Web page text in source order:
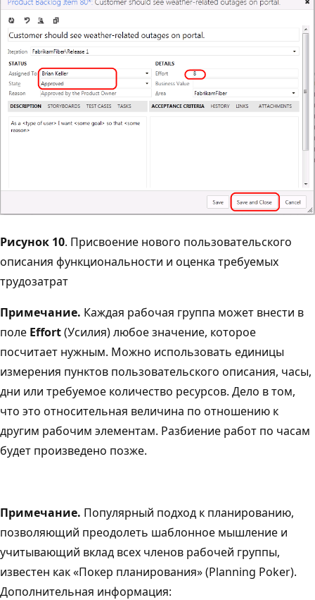
Рисунок 10. Присвоение нового пользовательского
описания функциональности и оценка требуемых
трудозатрат
Примечание. Каждая рабочая группа может внести в
поле Effort(Усилия) любое значение, которое
посчитает нужным. Можно использовать единицы
измерения пунктов пользовательского описания, часы,
дни или требуемое количество ресурсов. Дело в том,
что это относительная величина по отношению к
другим рабочим элементам. Разбиение работ по часам
будет произведено позже.
Примечание. Популярный подход к планированию,
позволяющий преодолеть шаблонное мышление и
учитывающий вклад всех членов рабочей группы,
известен как «Покер планирования» (Planning Poker).
Дополнительная информация: